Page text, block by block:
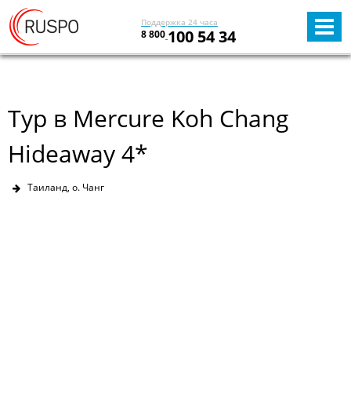
Поддержка 24 часа
8 800 100 54 34
Тур в Mercure Koh Chang
Hideaway 4*
Таиланд, о. Чанг